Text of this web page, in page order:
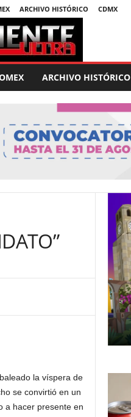
ARCHIVO HISTÓRICO CDMX
ARCHIVO HISTÓRICO
la víspera de
se convirtió en un
a hacer presente en